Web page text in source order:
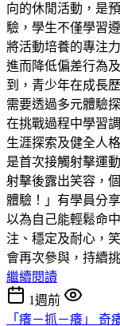
向的休閒活動，是
驗，學生不僅學習
將活動培養的專注
進而降低偏差行為
到，青少年在成長
需要透過多元體驗
在挑戰過程中學習
生涯探索及健全人
是首次接觸射擊運
射擊後露出笑容，
體驗！」有學員分
以為自己能輕鬆命
注、穩定及耐心，
會再次參與，持續
繼續閱讀
1週前
「癢－抓－癢」